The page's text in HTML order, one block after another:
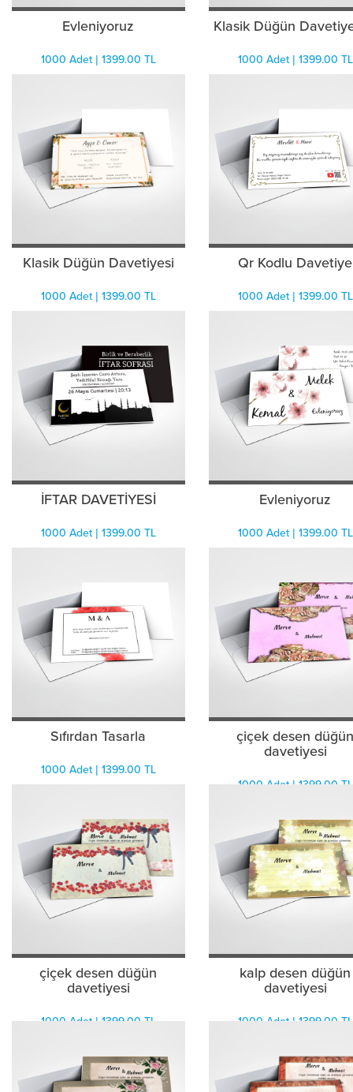
Evleniyoruz
1000 Adet | 1399.00 TL
Klasik Düğün
1000 Adet | 1399.00 TL
Klasik Düğün Davetiyesi
1000 Adet | 1399.00 TL
Qr Kodlu Davetiye
1000 Adet | 1399.00 TL
İFTAR DAVETİYESİ
1000 Adet | 1399.00 TL
Evleniyoruz
1000 Adet | 1399.00 TL
Sıfırdan Tasarla
1000 Adet | 1399.00 TL
çiçek desen
davetiyesi
1000 Adet | 1399.00 TL
çiçek desen düğün
davetiyesi
1000 Adet | 1399.00 TL
kalp desen düğün
davetiyesi
1000 Adet | 1399.00 TL